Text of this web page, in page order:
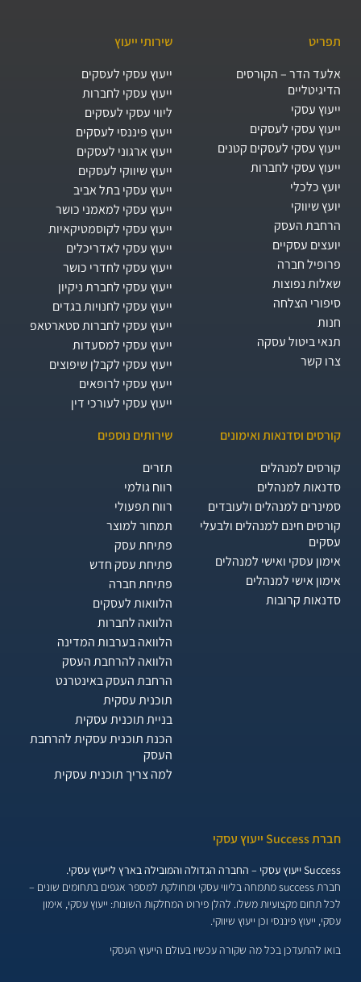
תפריט
אלעד הדר – הקורסים
הדיגיטליים
ייעוץ עסקי
ייעוץ עסקי לעסקים
ייעוץ עסקי לעסקים קטנים
ייעוץ עסקי לחברות
יועץ כלכלי
יועץ שיווקי
הרחבת העסק​
יועצים עסקיים
פרופיל חברה
שאלות נפוצות
סיפורי הצלחה
חנות
תנאי ביטול עסקה
צרו קשר
שירותי ייעוץ
ייעוץ עסקי לעסקים
ייעוץ עסקי לחברות
ליווי עסקי לעסקים
ייעוץ פיננסי לעסקים
ייעוץ ארגוני לעסקים
ייעוץ שיווקי לעסקים
ייעוץ עסקי בתל אביב
ייעוץ עסקי למאמני כושר
ייעוץ עסקי לקוסמטיקאיות
ייעוץ עסקי לאדריכלים
ייעוץ עסקי לחדרי כושר
ייעוץ עסקי לחברת ניקיון
ייעוץ עסקי לחנויות בגדים
ייעוץ עסקי לחברות סטארטאפ
ייעוץ עסקי למסעדות
ייעוץ עסקי לקבלן שיפוצים
ייעוץ עסקי לרופאים
ייעוץ עסקי לעורכי דין
קורסים וסדנאות ואימונים
קורסים למנהלים
סדנאות למנהלים
סמינרים למנהלים ולעובדים
קורסים חינם למנהלים ולבעלי
עסקים
אימון עסקי ואישי למנהלים
אימון אישי למנהלים
סדנאות קרובות
שירותים נוספים
תזרים
רווח גולמי
רווח תפעולי
תמחור למוצר
פתיחת עסק
פתיחת עסק חדש
פתיחת חברה
הלוואות לעסקים​
הלוואה לחברות
הלוואה בערבות המדינה
הלוואה להרחבת העסק
הרחבת העסק באינטרנט
תוכנית עסקית
בניית תוכנית עסקית
הכנת תוכנית עסקית להרחבת
העסק
למה צריך תוכנית עסקית
חברת Success ייעוץ עסקי
Success ייעוץ עסקי – החברה הגדולה והמובילה בארץ לייעוץ עסקי.
חברת success מתמחה בליווי עסקי ומחולקת למספר אגפים בתחומים שונים –
לכל תחום מקצועיות משלו. להלן פירוט המחלקות השונות: ייעוץ עסקי, אימון
עסקי, ייעוץ פיננסי וכן ייעוץ שיווקי.
בואו להתעדכן בכל מה שקורה עכשיו בעולם הייעוץ העסקי